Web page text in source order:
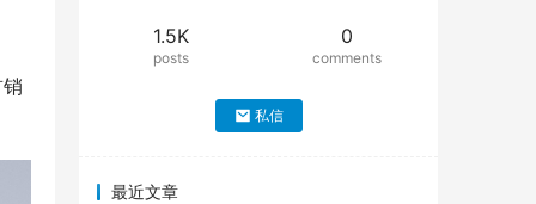
1.5K
posts
0
comments
私信
最近文章